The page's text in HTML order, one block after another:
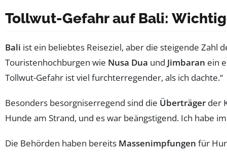
Tollwut-Gefahr auf Bali:
Bali ist ein beliebtes Reiseziel, aber die steigende Zahl
Touristenhochburgen wie Nusa Dua und Jimbaran ein
Tollwut-Gefahr ist viel furchterregender, als ich dachte.“
Besonders besorgniserregend sind die Überträger der
Hunde am Strand, und es war beängstigend. Ich habe
Die Behörden haben bereits Massenimpfungen für